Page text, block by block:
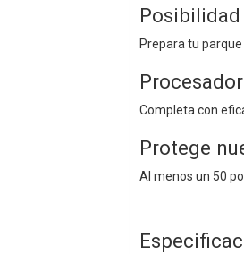
Prepara tu
Completa con
Protege
Al menos un 50